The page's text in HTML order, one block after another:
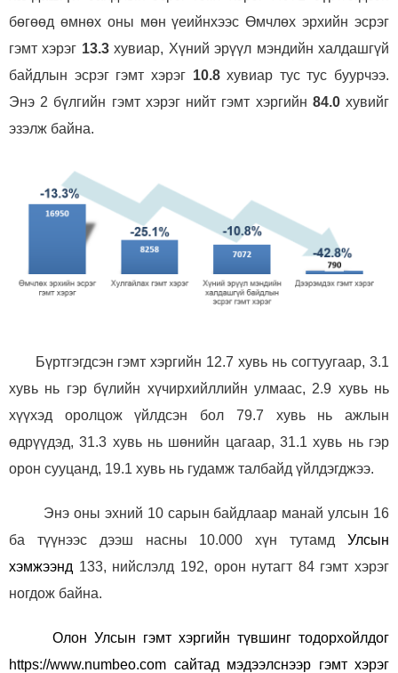
бөгөөд өмнөх оны мөн үеийнхээс Өмчлөх эрхийн эсрэг
гэмт хэрэг 13.3хувиар, Хүний эрүүл мэндийн халдашгүй
байдлын эсрэг гэмт хэрэг 10.8хувиар тус тус буурчээ.
Энэ 2 бүлгийн гэмт хэрэг нийт гэмт хэргийн 84.0хувийг
эзэлж байна.
Бүртгэгдсэн гэмт хэргийн 12.7 хувь нь согтуугаар, 3.1
хувь нь гэр бүлийн хүчирхийллийн улмаас, 2.9 хувь нь
хүүхэд оролцож үйлдсэн бол 79.7 хувь нь ажлын
өдрүүдэд, 31.3 хувь нь шөнийн цагаар, 31.1 хувь нь гэр
орон сууцанд, 19.1 хувь нь гудамж талбайд үйлдэгджээ.
Энэ оны эхний 10сарын байдлаар манай улсын 16
ба түүнээс дээш насны 10.000 хүн тутамд Улсын
хэмжээнд 133, нийслэлд 192, орон нутагт 84 гэмт хэрэг
ногдож байна.
Олон Улсын гэмт хэргийн түвшинг тодорхойлдог
https://www.numbeo.com сайтад мэдээлснээр гэмт хэрэг